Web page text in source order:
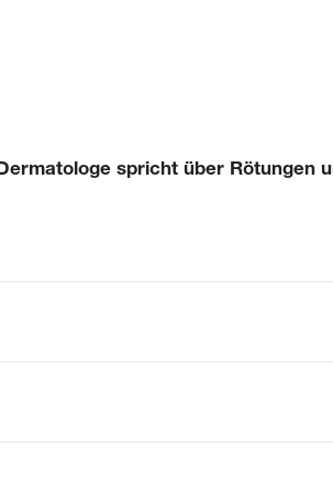
spricht über Rötungen